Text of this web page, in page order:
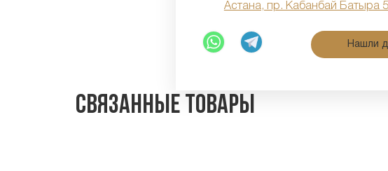
Астана, пр. Кабанбай Батыра
Нашли
Связанные товары